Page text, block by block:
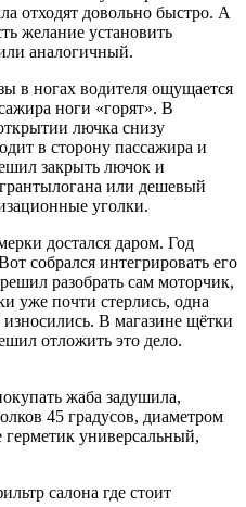
отходят довольно быстро. А
желание установить
аналогичный.
в ногах водителя ощущается
ноги «горят». В
лючка снизу
в сторону пассажира и
закрыть лючок и
или дешевый
уголки.
достался даром. Год
собрался интегрировать его
разобрать сам моторчик,
уже почти стерлись, одна
В магазине щётки
отложить это дело.
жаба задушила,
45 градусов, диаметром
универсальный,
салона где стоит